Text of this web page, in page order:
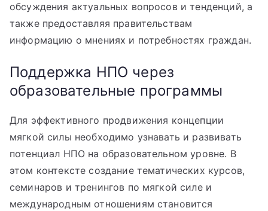
обсуждения актуальных вопросов и тенденций, а
также предоставляя правительствам
информацию о мнениях и потребностях граждан.
Поддержка НПО через
образовательные программы
Для эффективного продвижения концепции
мягкой силы необходимо узнавать и развивать
потенциал НПО на образовательном уровне. В
этом контексте создание тематических курсов,
семинаров и тренингов по мягкой силе и
международным отношениям становится